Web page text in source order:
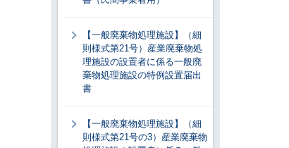
【一般廃棄物処理施設】（細
則様式第21号）産業廃棄物処
理施設の設置者に係る一般廃
棄物処理施設の特例設置届出
書
【一般廃棄物処理施設】（細
則様式第21号の3）産業廃棄物